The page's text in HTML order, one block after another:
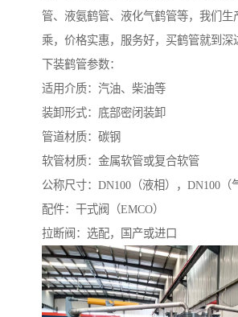
管、液氨鹤管、液化气鹤管等，我们生
乘，价格实惠，服务好，买鹤管就到深
下装鹤管参数：
适用介质：汽油、柴油等
装卸形式：底部密闭装卸
管道材质：碳钢
软管材质：金属软管或复合软管
公称尺寸：DN100（液相），DN100（
配件：干式阀（EMCO）
拉断阀：选配，国产或进口